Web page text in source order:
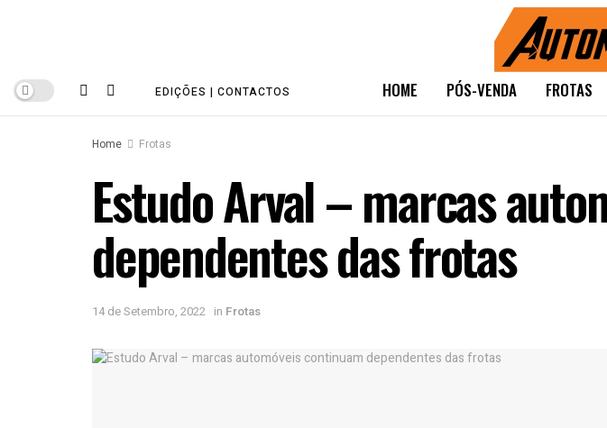
EDIÇÕES | CONTACTOS HOME PÓS-VENDA FROTAS
Home Frotas
Estudo Arval – marcas
dependentes das frotas
14 de Setembro, 2022 in Frotas